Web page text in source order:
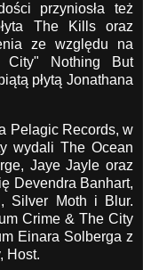
przyniosła też
The Kills oraz
ze względu na
City" Nothing But
płytą Jonathana
Pelagic Records, w
wydali The Ocean
Jaye Jayle oraz
Devendra Banhart,
Silver Moth i Blur.
Crime & The City
Einara Solberga z
Host.